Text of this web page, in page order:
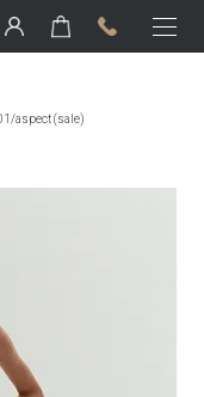
aspect (sale)